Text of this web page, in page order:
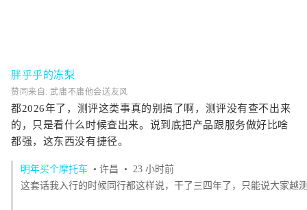
胖乎乎的冻梨
赞同来自: 武庸不庸他会送友风
都2026年了，测评这类事真的别搞了啊，测评没有查不出来
的，只是看什么时候查出来。说到底把产品跟服务做好比啥
都强，这东西没有捷径。
明年买个摩托车 • 许昌 • 23 小时前
这套话我入行的时候同行都这样说，干了三四年了，只能说大家越